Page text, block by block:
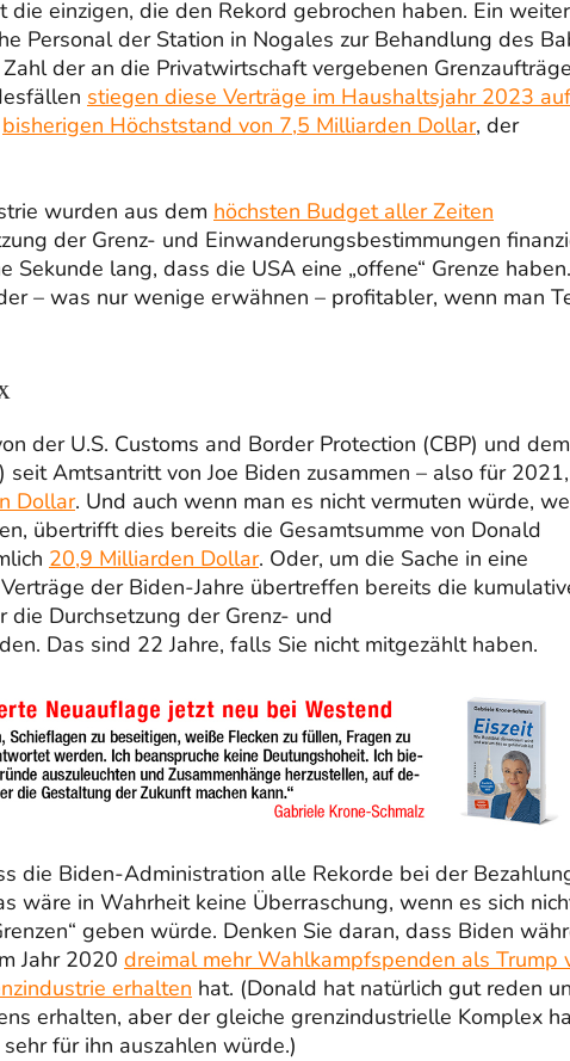
einzigen, die den Rekord gebrochen haben. Ein
Personal der Station in Nogales zur Behandlung des
der an die Privatwirtschaft vergebenen Grenzaufträge
stiegen diese Verträge im Haushaltsjahr 2023 auf
bisherigen Höchststand von 7,5 Milliarden Dollar, der
wurden aus dem höchsten Budget aller Zeiten
der Grenz- und Einwanderungsbestimmungen
lang, dass die USA eine „offene“ Grenze haben.
– was nur wenige erwähnen – profitabler, wenn man
der U.S. Customs and Border Protection (CBP) und dem
seit Amtsantritt von Joe Biden zusammen – also für 2021,
Dollar. Und auch wenn man es nicht vermuten würde,
übertrifft dies bereits die Gesamtsumme von Donald
20,9 Milliarden Dollar. Oder, um die Sache in eine
der Biden-Jahre übertreffen bereits die
die Durchsetzung der Grenz- und
Das sind 22 Jahre, falls Sie nicht mitgezählt haben.
die Biden-Administration alle Rekorde bei der
wäre in Wahrheit keine Überraschung, wenn es sich
geben würde. Denken Sie daran, dass Biden
Jahr 2020 dreimal mehr Wahlkampfspenden als Trump
erhalten hat. (Donald hat natürlich gut reden
erhalten, aber der gleiche grenzindustrielle Komplex
für ihn auszahlen würde.)